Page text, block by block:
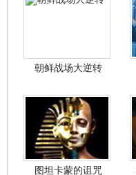
朝鲜战场大逆转
图坦卡蒙的诅咒